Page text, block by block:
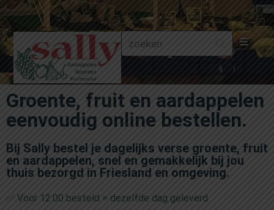
Groente, fruit en aardappelen
eenvoudig online bestellen.
Bij Sally bestel je dagelijks verse groente, fruit
en aardappelen, snel en gemakkelijk bij jou
thuis bezorgd in Friesland en omgeving.
✅ Voor 12:00 besteld = dezelfde dag geleverd